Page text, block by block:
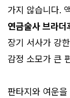
가지 않습니다.
연금술사 브라더
장기 서사가 강
감정 소모가 큰
판타지와 여운